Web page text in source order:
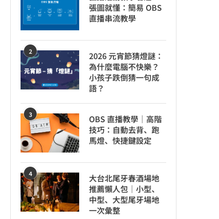
張圖就懂：簡易 OBS
直播串流教學
2
2026 元宵節猜燈謎：
為什麼電腦不快樂？
小孩子跌倒猜一句成
語？
3
OBS 直播教學｜高階
技巧：自動去背、跑
馬燈、快捷鍵設定
4
大台北尾牙春酒場地
推薦懶人包｜小型、
中型、大型尾牙場地
一次彙整